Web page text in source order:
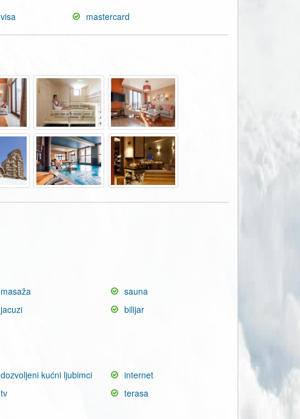
visa mastercard
masaža
sauna
jacuzi
bilijar
dozvoljeni kućni ljubimci
internet
tv
terasa